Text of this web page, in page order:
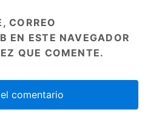
CORREO
EN ESTE NAVEGADOR
QUE COMENTE.